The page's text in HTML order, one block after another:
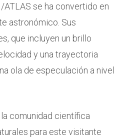
se ha convertido en
astronómico. Sus
que incluyen un brillo
y una trayectoria
ola de especulación a nivel
comunidad científica
para este visitante